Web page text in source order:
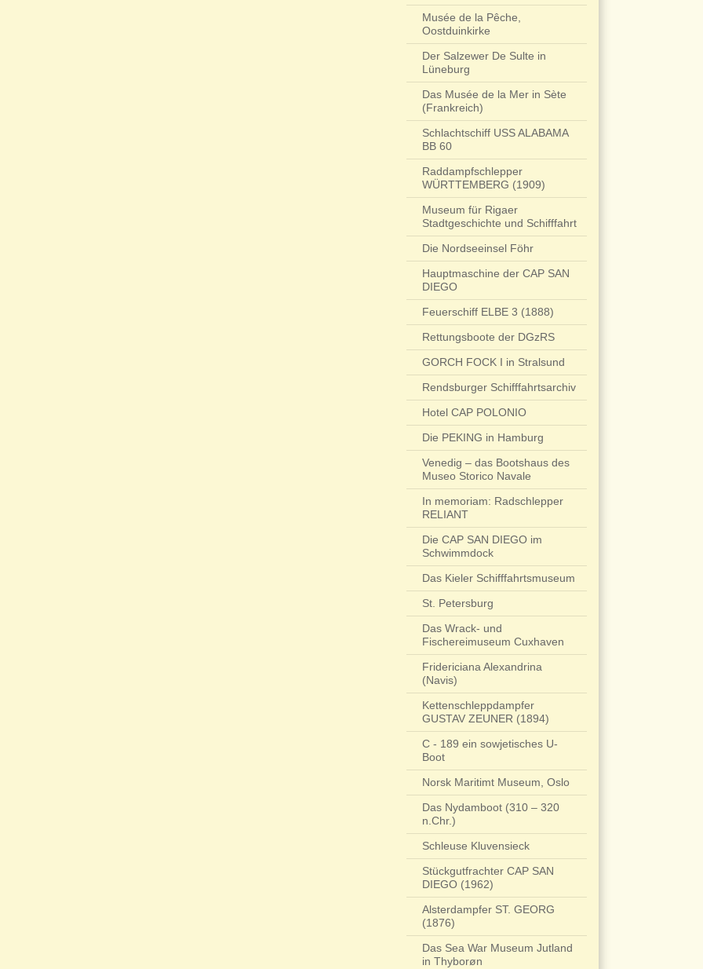
Musée de la Pêche,
Oostduinkirke
Der Salzewer De Sulte in
Lüneburg
Das Musée de la Mer in Sète
(Frankreich)
Schlachtschiff USS ALABAMA
BB 60
Raddampfschlepper
WÜRTTEMBERG (1909)
Museum für Rigaer
Stadtgeschichte und Schifffahrt
Die Nordseeinsel Föhr
Hauptmaschine der CAP SAN
DIEGO
Feuerschiff ELBE 3 (1888)
Rettungsboote der DGzRS
GORCH FOCK I in Stralsund
Rendsburger Schifffahrtsarchiv
Hotel CAP POLONIO
Die PEKING in Hamburg
Venedig – das Bootshaus des
Museo Storico Navale
In memoriam: Radschlepper
RELIANT
Die CAP SAN DIEGO im
Schwimmdock
Das Kieler Schifffahrtsmuseum
St. Petersburg
Das Wrack- und
Fischereimuseum Cuxhaven
Fridericiana Alexandrina
(Navis)
Kettenschleppdampfer
GUSTAV ZEUNER (1894)
C - 189 ein sowjetisches U-
Boot
Norsk Maritimt Museum, Oslo
Das Nydamboot (310 – 320
n.Chr.)
Schleuse Kluvensieck
Stückgutfrachter CAP SAN
DIEGO (1962)
Alsterdampfer ST. GEORG
(1876)
Das Sea War Museum Jutland
in Thyborøn